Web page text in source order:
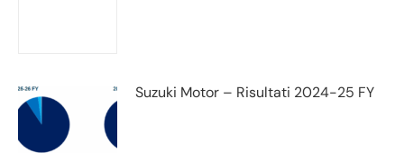
Suzuki Motor – Risultati 2024-25 FY